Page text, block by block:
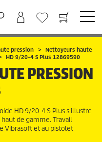
pression
Nettoyeurs haute
HD 9/20-4 S Plus 12869590
PRESSION
HD 9/20-4 S Plus s'illustre
de gamme. Travail
Vibrasoft et au pistolet